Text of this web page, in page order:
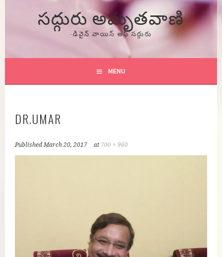
సద్గురు అమృతవాణి
-డివైన్ వాయిస్ అఫ్ సద్గురు
MENU
DR.UMAR
PublishedMarch 20, 2017 at 700 × 960